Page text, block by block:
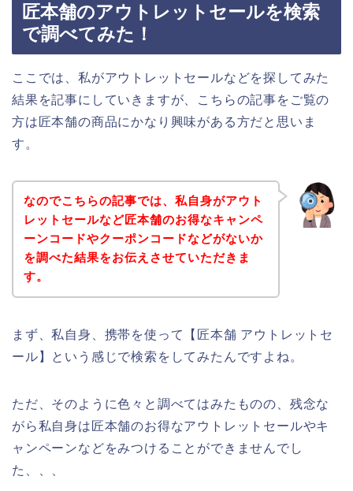
匠本舗のアウトレットセールを検索
で調べてみた！
ここでは、私がアウトレットセールなどを探してみた
結果を記事にしていきますが、こちらの記事をご覧の
方は匠本舗の商品にかなり興味がある方だと思いま
す。
なのでこちらの記事では、私自身がアウト
レットセールなど匠本舗のお得なキャンペ
ーンコードやクーポンコードなどがないか
を調べた結果をお伝えさせていただきま
す。
まず、私自身、携帯を使って【匠本舗 アウトレットセ
ール】という感じで検索をしてみたんですよね。
ただ、そのように色々と調べてはみたものの、残念な
がら私自身は匠本舗のお得なアウトレットセールやキ
ャンペーンなどをみつけることができませんでし
た、、、